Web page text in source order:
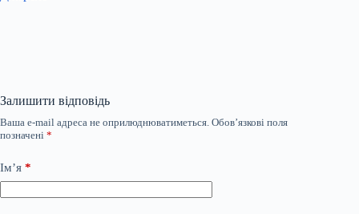
Залишити відповідь
Ваша e-mail адреса не оприлюднюватиметься. Обов’язкові поля
позначені *
Ім’я *